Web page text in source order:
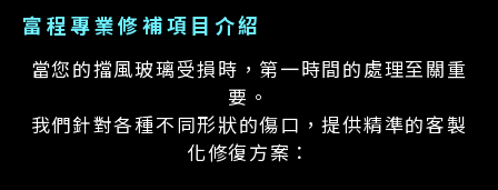
富程專業修補項目介紹
當您的擋風玻璃受損時，第一時間的處理至關重
要。
我們針對各種不同形狀的傷口，提供精準的客製
化修復方案：